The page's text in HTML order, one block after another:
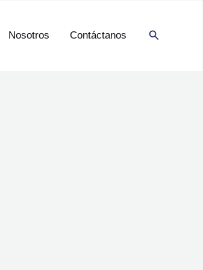
Nosotros Contáctanos Buscar